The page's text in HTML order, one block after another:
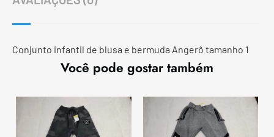
Conjunto infantil de blusa e bermuda Angerô tamanho 1
Você pode gostar também